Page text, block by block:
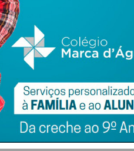
dotou os participantes
eficaz perante situações
da CUF, sublinhou o
próxima das comunidades
destacando a importância
de saúde com o